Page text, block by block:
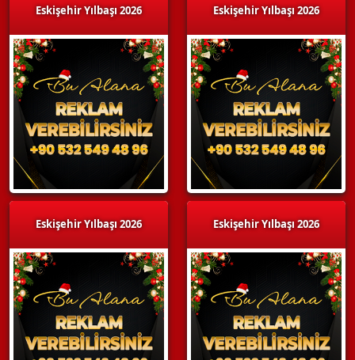
Eskişehir Yılbaşı 2026
Eskişehir Yılbaşı 2026
Eskişehir Yılbaşı 2026
Eskişehir Yılbaşı 2026